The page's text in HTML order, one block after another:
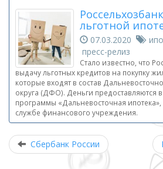
льготной
07.03.2020
пресс-релиз
Стало известно, что
выдачу льготных кредитов на покупку
которые входят в состав
округа (ДФО). Деньги предоставляются
программы «Дальневосточная ипотека»,
службе финансового учреждения.
Сбербанк России